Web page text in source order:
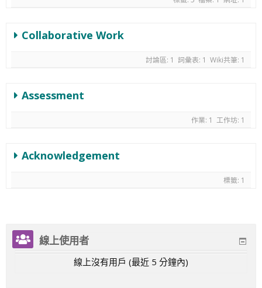
Collaborative Work
討論區: 1 詞彙表: 1 Wiki共筆: 1
Assessment
作業: 1 工作坊: 1
Acknowledgement
標籤: 1
線上使用者
線上沒有用戶 (最近 5 分鐘內)